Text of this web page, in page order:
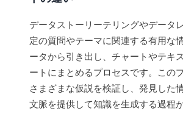
データストーリーテリングやデータ
定の質問やテーマに関連する有用な
ータから引き出し、チャートやテキ
ートにまとめるプロセスです。この
さまざまな仮説を検証し、発見した
文脈を提供して知識を生成する過程